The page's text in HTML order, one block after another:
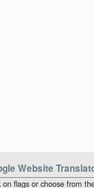
Website
on flags or choose from